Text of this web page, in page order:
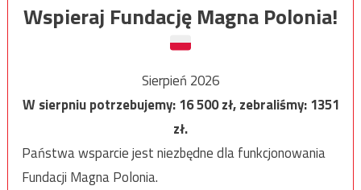
Wspieraj Fundację Magna Polonia!
Sierpień 2026
W sierpniu potrzebujemy:16 500zł, zebraliśmy:1351
zł.
Państwa wsparcie jest niezbędne dla funkcjonowania
Fundacji Magna Polonia.